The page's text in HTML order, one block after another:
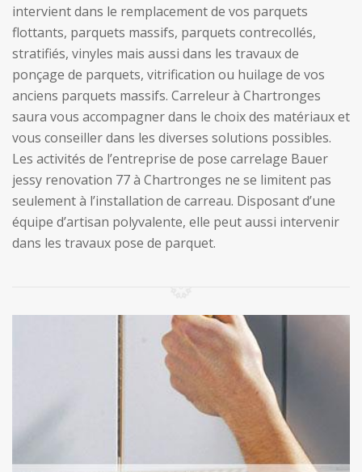
intervient dans le remplacement de vos parquets
flottants, parquets massifs, parquets contrecollés,
stratifiés, vinyles mais aussi dans les travaux de
ponçage de parquets, vitrification ou huilage de vos
anciens parquets massifs. Carreleur à Chartronges
saura vous accompagner dans le choix des matériaux et
vous conseiller dans les diverses solutions possibles.
Les activités de l’entreprise de pose carrelage Bauer
jessy renovation 77 à Chartronges ne se limitent pas
seulement à l’installation de carreau. Disposant d’une
équipe d’artisan polyvalente, elle peut aussi intervenir
dans les travaux pose de parquet.